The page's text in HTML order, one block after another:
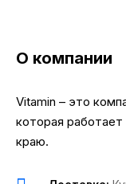
О компании
Vitamin – это
которая
краю.